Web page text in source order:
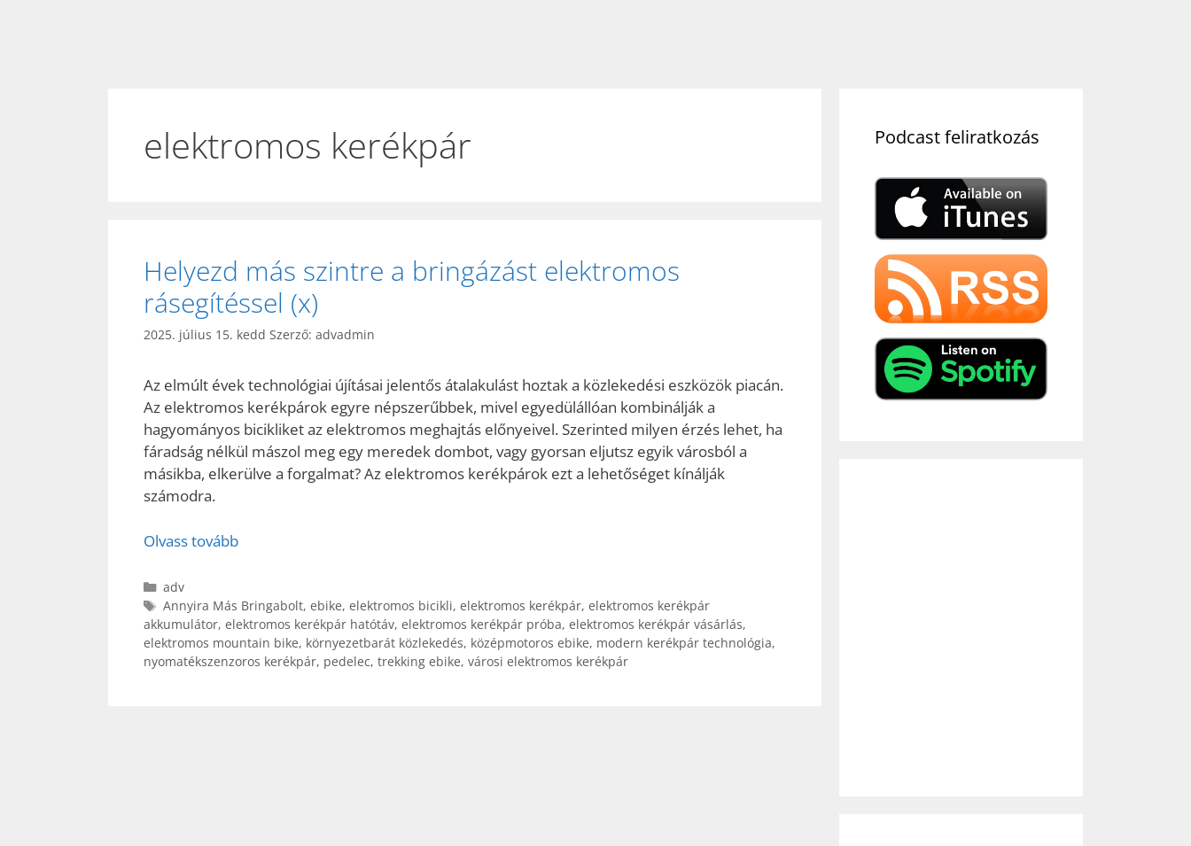
elektromos kerékpár
Helyezd más szintre a bringázást elektromos
rásegítéssel (x)
2025. július 15. kedd Szerző: advadmin
Az elmúlt évek technológiai újításai jelentős átalakulást hoztak a közlekedési eszközök piacán.
Az elektromos kerékpárok egyre népszerűbbek, mivel egyedülállóan kombinálják a
hagyományos bicikliket az elektromos meghajtás előnyeivel. Szerinted milyen érzés lehet, ha
fáradság nélkül mászol meg egy meredek dombot, vagy gyorsan eljutsz egyik városból a
másikba, elkerülve a forgalmat? Az elektromos kerékpárok ezt a lehetőséget kínálják
számodra.
Olvass tovább
Kategória
adv
Címkék
Annyira Más Bringabolt, ebike, elektromos bicikli, elektromos kerékpár, elektromos kerékpár
akkumulátor, elektromos kerékpár hatótáv, elektromos kerékpár próba, elektromos kerékpár vásárlás,
elektromos mountain bike, környezetbarát közlekedés, középmotoros ebike, modern kerékpár technológia,
nyomatékszenzoros kerékpár, pedelec, trekking ebike, városi elektromos kerékpár
Podcast feliratkozás